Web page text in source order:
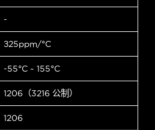
-
±25ppm/°C
-55°C ~ 155°C
1206（3216 公制）
1206